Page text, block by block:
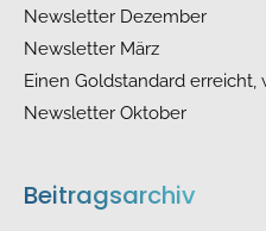
Newsletter Dezember
Newsletter März
Einen Goldstandard
Newsletter Oktober
Beitragsarchiv